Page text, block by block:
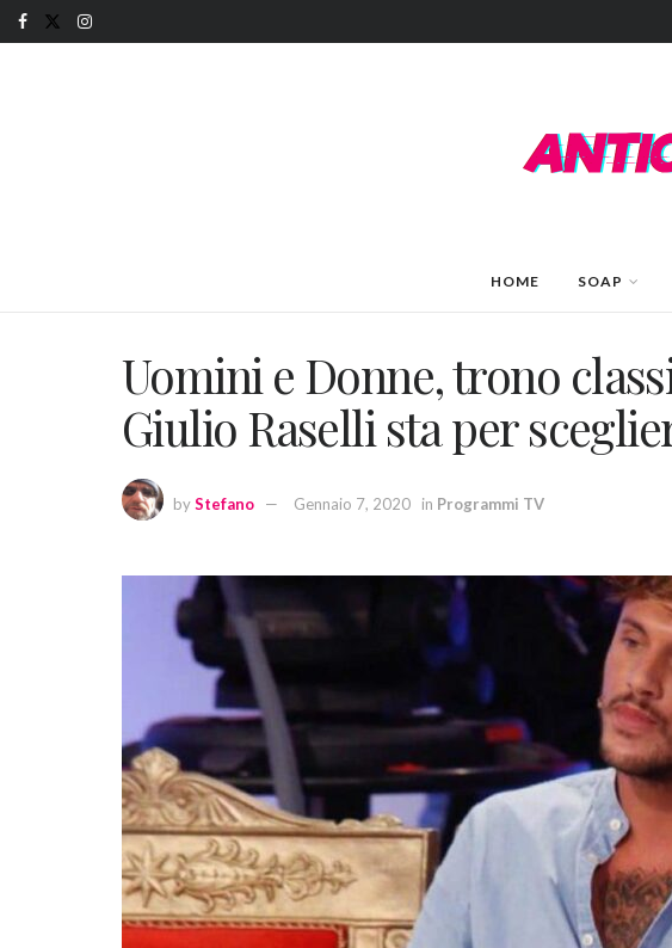
HOME SOAP
Uomini e Donne, trono
Giulio Raselli sta per
byStefano Gennaio 7, 2020 in Programmi TV